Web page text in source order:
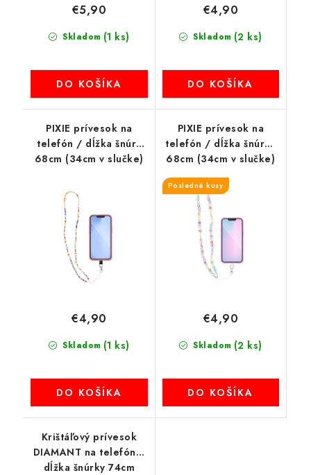
Skladom (1 ks)
€5,90
DO KOŠÍKA
Skladom (2 ks)
€4,90
DO KOŠÍKA
PIXIE prívesok na
telefón / dĺžka šnúry
68cm (34cm v slučke)
Skladom (1 ks)
€4,90
DO KOŠÍKA
PIXIE prívesok na
telefón / dĺžka šnúrky
68cm (34cm v slučke)
Posledné kusy
Skladom (2 ks)
€4,90
DO KOŠÍKA
Krištáľový prívesok
DIAMANT na telefón /
dĺžka šnúrky 74cm